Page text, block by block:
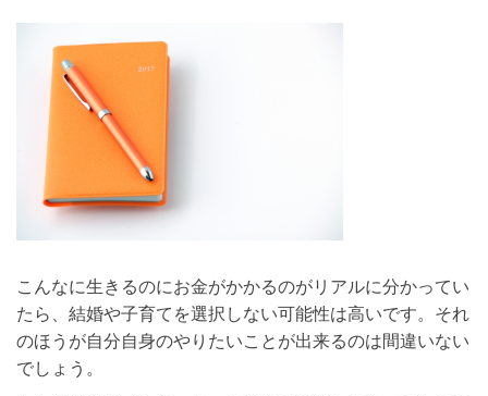
こんなに生きるのにお金がかかるのがリアルに分かってい
たら、結婚や子育てを選択しない可能性は高いです。それ
のほうが自分自身のやりたいことが出来るのは間違いない
でしょう。